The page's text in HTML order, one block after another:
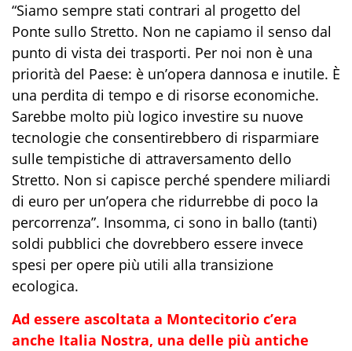
“Siamo sempre stati contrari al progetto del
Ponte sullo Stretto. Non ne capiamo il senso dal
punto di vista dei trasporti. Per noi non è una
priorità del Paese: è un’opera dannosa e inutile. È
una perdita di tempo e di risorse economiche.
Sarebbe molto più logico investire su nuove
tecnologie che consentirebbero di risparmiare
sulle tempistiche di attraversamento dello
Stretto. Non si capisce perché spendere miliardi
di euro per un’opera che ridurrebbe di poco la
percorrenza”. Insomma, ci sono in ballo (tanti)
soldi pubblici che dovrebbero essere invece
spesi per opere più utili alla transizione
ecologica.
Ad essere ascoltata a Montecitorio c’era
anche Italia Nostra, una delle più antiche